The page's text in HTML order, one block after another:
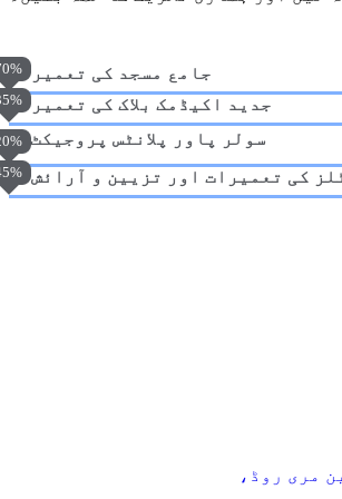
🕌 جامع مسجد کی تعمیر
🏫 جدید اکیڈمک بلاک کی تعمیر
☀️ سولر پاور پلانٹس پروجیکٹ
کی تعمیرات اور تزیین و آرائش
مین مری روڈ،